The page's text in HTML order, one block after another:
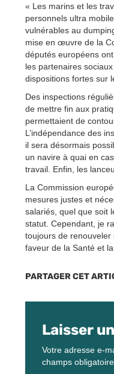
« Les marins et les
personnels ultra
vulnérables au
mise en œuvre de la
députés européens
les partenaires
dispositions fortes sur
Des inspections
de mettre fin aux
permettaient de
L’indépendance des
il sera désormais
un navire à quai en
travail. Enfin, les
La Commission
mesures justes et
salariés, quel que soit
statut. Cependant, je
toujours de
faveur de la Santé et
PARTAGER CET
Laisser
Votre adresse e-
champs